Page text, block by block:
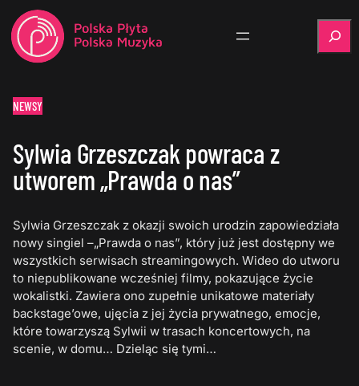
NEWSY
Sylwia Grzeszczak powraca z
utworem „Prawda o nas”
Sylwia Grzeszczak z okazji swoich urodzin zapowiedziała
nowy singiel –„Prawda o nas”, który już jest dostępny we
wszystkich serwisach streamingowych. Wideo do utworu
to niepublikowane wcześniej filmy, pokazujące życie
wokalistki. Zawiera ono zupełnie unikatowe materiały
backstage’owe, ujęcia z jej życia prywatnego, emocje,
które towarzyszą Sylwii w trasach koncertowych, na
scenie, w domu… Dzieląc się tymi…